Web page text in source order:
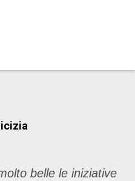
belle le iniziative